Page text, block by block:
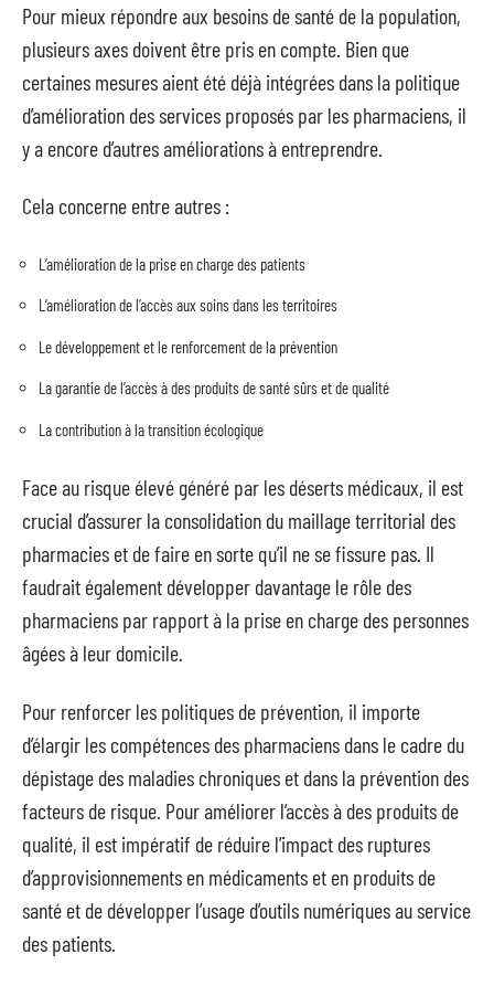
Pour mieux répondre aux besoins de santé de la population,
plusieurs axes doivent être pris en compte. Bien que
certaines mesures aient été déjà intégrées dans la politique
d’amélioration des services proposés par les pharmaciens, il
y a encore d’autres améliorations à entreprendre.
Cela concerne entre autres :
L’amélioration de la prise en charge des patients
L’amélioration de l’accès aux soins dans les territoires
Le développement et le renforcement de la prévention
La garantie de l’accès à des produits de santé sûrs et de qualité
La contribution à la transition écologique
Face au risque élevé généré par les déserts médicaux, il est
crucial d’assurer la consolidation du maillage territorial des
pharmacies et de faire en sorte qu’il ne se fissure pas. Il
faudrait également développer davantage le rôle des
pharmaciens par rapport à la prise en charge des personnes
âgées à leur domicile.
Pour renforcer les politiques de prévention, il importe
d’élargir les compétences des pharmaciens dans le cadre du
dépistage des maladies chroniques et dans la prévention des
facteurs de risque. Pour améliorer l’accès à des produits de
qualité, il est impératif de réduire l’impact des ruptures
d’approvisionnements en médicaments et en produits de
santé et de développer l’usage d’outils numériques au service
des patients.